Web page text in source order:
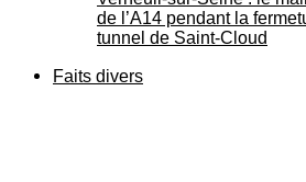
de l’A14 pendant la
tunnel de Saint-Cloud
Faits divers